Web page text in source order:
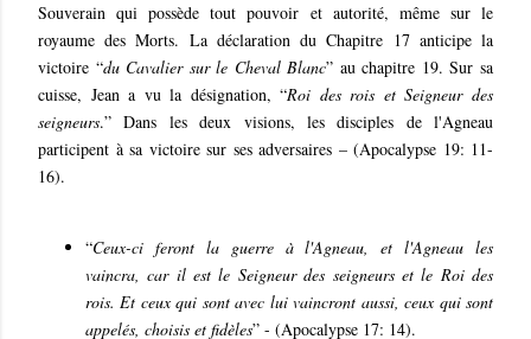
Souverain qui possède tout pouvoir et autorité, même sur le
royaume des Morts. La déclaration du Chapitre 17 anticipe la
victoire “du Cavalier sur le Cheval Blanc” au chapitre 19. Sur sa
cuisse, Jean a vu la désignation, “Roi des rois et Seigneur des
seigneurs.” Dans les deux visions, les disciples de l'Agneau
participent à sa victoire sur ses adversaires – (Apocalypse 19: 11-
16).
“Ceux-ci feront la guerre à l'Agneau, et l'Agneau les
vaincra, car il est le Seigneur des seigneurs et le Roi des
rois. Et ceux qui sont avec lui vaincront aussi, ceux qui sont
appelés, choisis et fidèles” - (Apocalypse 17: 14).